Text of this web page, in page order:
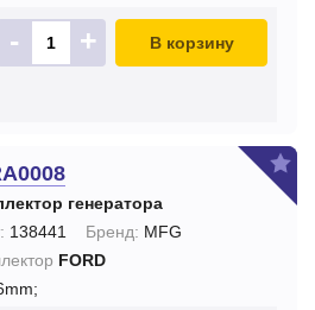
- + В корзину
генератора
138441 Бренд: MFG
FORD